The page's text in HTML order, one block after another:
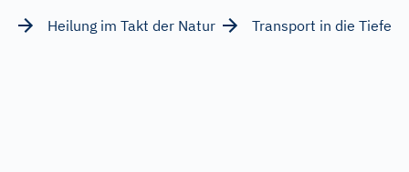
Heilung im Takt der Natur
Transport in die Tiefe